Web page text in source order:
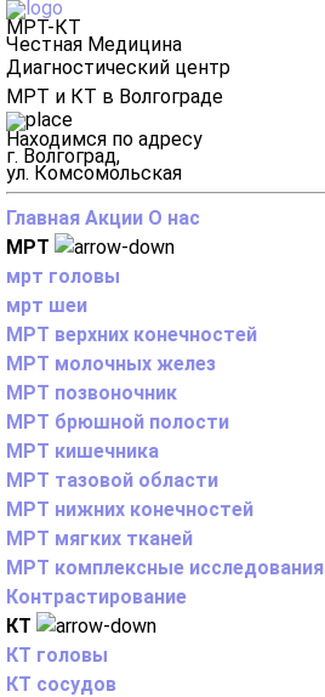
МРТ-КТ
Честная Медицина
Диагностический центр
МРТ и КТ в Волгограде
Находимся по адресу
г. Волгоград,
ул. Комсомольская
Главная Акции О нас
МРТ
мрт головы
мрт шеи
МРТ верхних конечностей
МРТ молочных желез
МРТ позвоночник
МРТ брюшной полости
МРТ кишечника
МРТ тазовой области
МРТ нижних конечностей
МРТ мягких тканей
МРТ комплексные исследования
Контрастирование
КТ
КТ головы
КТ сосудов